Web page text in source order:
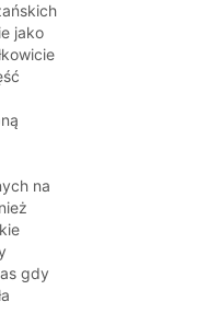
jako
na
gdy